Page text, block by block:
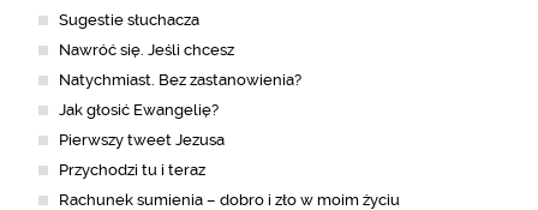
Sugestie słuchacza
Nawróć się. Jeśli chcesz
Natychmiast. Bez zastanowienia?
Jak głosić Ewangelię?
Pierwszy tweet Jezusa
Przychodzi tu i teraz
Rachunek sumienia – dobro i zło w moim życiu